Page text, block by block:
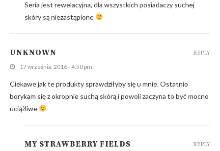
Seria jest rewelacyjna, dla wszystkich posiadaczy suchej
skóry są niezastąpione
UNKNOWN
17 września, 2016 - 4:50 pm
Ciekawe jak te produkty sprawdziłyby się u mnie. Ostatnio
borykam się z okropnie suchą skórą i powoli zaczyna to być mocno
uciążliwe
REPLY
MY STRAWBERRY FIELDS REPLY